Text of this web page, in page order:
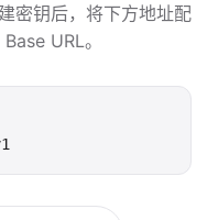
密钥后，将下方地址配
URL。